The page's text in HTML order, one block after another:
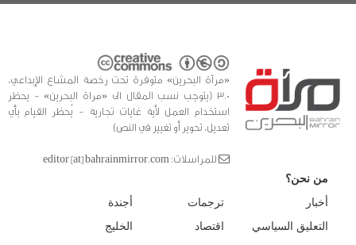
«مرآة البحرين» متوفرة تحت رخصة المشاع الإبداعي،
3.0 (يتوجب نسب المقال الى «مراة البحرين» - يحظر
استخدام العمل لأية غايات تجارية - يُحظر القيام بأي
تعديل، تحوير أو تغيير في النص)
للمراسلات: editor [at] bahrainmirror.com
من نحن؟
أخبار
التعليق السياسي
ترجمات
اقتصاد
أجندة
الخليج